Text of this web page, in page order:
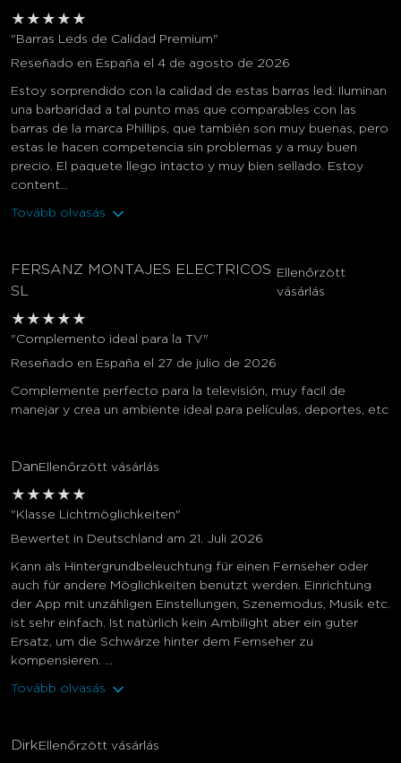
★ ★ ★ ★ ★
"Barras Leds de Calidad Premium"
Reseñado en España el 4 de agosto de 2026
Estoy sorprendido con la calidad de estas barras led. Iluminan
una barbaridad a tal punto mas que comparables con las
barras de la marca Phillips, que también son muy buenas, pero
estas le hacen competencia sin problemas y a muy buen
precio. El paquete llego intacto y muy bien sellado. Estoy
content...
Tovább olvasás
FERSANZ MONTAJES ELECTRICOS
SL
Ellenőrzött
vásárlás
★ ★ ★ ★ ★
"Complemento ideal para la TV"
Reseñado en España el 27 de julio de 2026
Complemente perfecto para la televisión, muy facil de
manejar y crea un ambiente ideal para películas, deportes, etc
Dan Ellenőrzött vásárlás
★ ★ ★ ★ ★
"Klasse Lichtmöglichkeiten"
Bewertet in Deutschland am 21. Juli 2026
Kann als Hintergrundbeleuchtung für einen Fernseher oder
auch für andere Möglichkeiten benutzt werden. Einrichtung
der App mit unzähligen Einstellungen, Szenemodus, Musik etc.
ist sehr einfach. Ist natürlich kein Ambilight aber ein guter
Ersatz, um die Schwärze hinter dem Fernseher zu
kompensieren. ...
Tovább olvasás
Dirk Ellenőrzött vásárlás